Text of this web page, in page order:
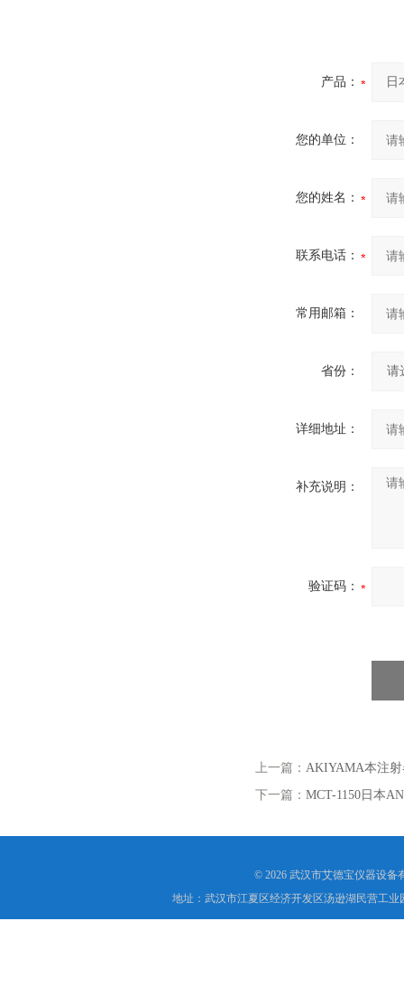
产品：
您的单位：
您的姓名：
联系电话：
常用邮箱：
省份：
详细地址：
补充说明：
验证码：
上一篇： AKIYAMA本注
下一篇： MCT-1150日本
© 2026 武汉市艾德宝仪器设备
地址：武汉市江夏区经济开发区汤逊湖民营工业